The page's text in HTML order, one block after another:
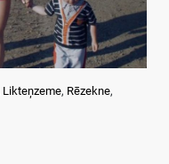
Likteņzeme, Rēzekne,